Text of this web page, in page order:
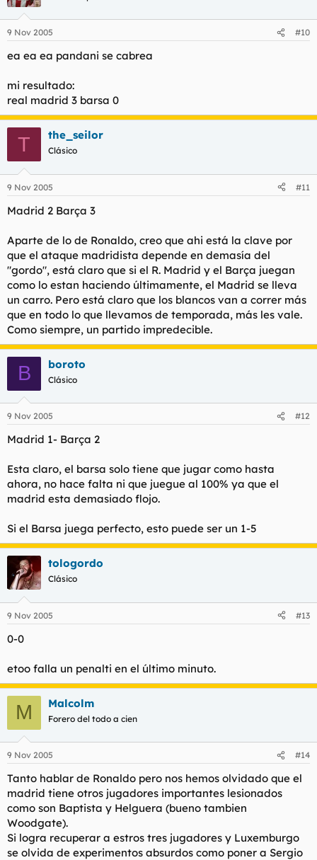
9 Nov 2005 #10
ea ea ea pandani se cabrea
mi resultado:
real madrid 3 barsa 0
T the_seilor
Clásico
9 Nov 2005 #11
Madrid 2 Barça 3
Aparte de lo de Ronaldo, creo que ahi está la clave por
que el ataque madridista depende en demasía del
"gordo", está claro que si el R. Madrid y el Barça juegan
como lo estan haciendo últimamente, el Madrid se lleva
un carro. Pero está claro que los blancos van a correr más
que en todo lo que llevamos de temporada, más les vale.
Como siempre, un partido impredecible.
B boroto
Clásico
9 Nov 2005 #12
Madrid 1- Barça 2
Esta claro, el barsa solo tiene que jugar como hasta
ahora, no hace falta ni que juegue al 100% ya que el
madrid esta demasiado flojo.
Si el Barsa juega perfecto, esto puede ser un 1-5
tologordo
Clásico
9 Nov 2005 #13
0-0
etoo falla un penalti en el último minuto.
M Malcolm
Forero del todo a cien
9 Nov 2005 #14
Tanto hablar de Ronaldo pero nos hemos olvidado que el
madrid tiene otros jugadores importantes lesionados
como son Baptista y Helguera (bueno tambien
Woodgate).
Si logra recuperar a estros tres jugadores y Luxemburgo
se olvida de experimentos absurdos como poner a Sergio